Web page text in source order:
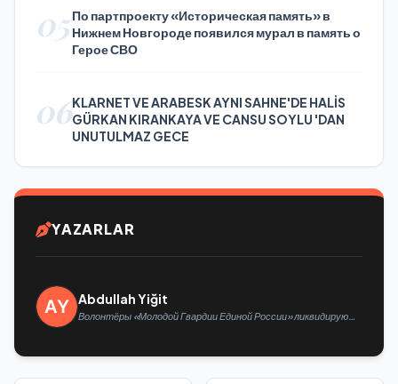
05По партпроекту «Историческая память» в
Нижнем Новгороде появился мурал в память о
Герое СВО
06KLARNET VE ARABESK AYNI SAHNE'DE HALİS
GÜRKAN KIRANKAYA VE CANSU SOYLU 'DAN
UNUTULMAZ GECE
YAZARLAR
Abdullah Yiğit
Волонтёры «Молодой Гвардии Единой России» ликвидируют